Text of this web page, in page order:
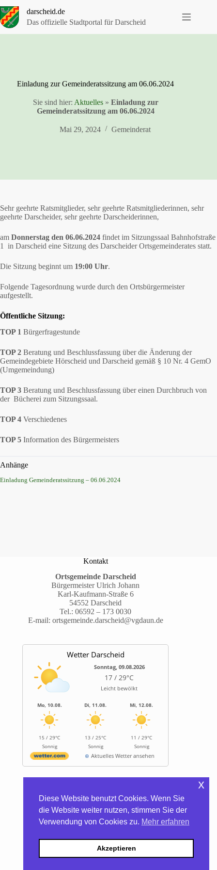
Inhalt
springen
darscheid.de
Das offizielle Stadtportal für Darscheid
Einladung zur Gemeinderatssitzung am 06.06.2024
Sie sind hier: Aktuelles» Einladung zur
Gemeinderatssitzung am 06.06.2024
Mai 29, 2024 Gemeinderat
Sehr geehrte Ratsmitglieder, sehr geehrte Ratsmitgliederinnen, sehr
geehrte Darscheider, sehr geehrte Darscheiderinnen,
am Donnerstag den 06.06.2024 findet im Sitzungssaal Bahnhofstraße
1 in Darscheid eine Sitzung des Darscheider Ortsgemeinderates statt.
Die Sitzung beginnt um 19:00 Uhr.
Folgende Tagesordnung wurde durch den Ortsbürgermeister
aufgestellt.
Öffentliche Sitzung:
TOP 1 Bürgerfragestunde
TOP 2 Beratung und Beschlussfassung über die Änderung der
Gemeindegebiete Hörscheid und Darscheid gemäß § 10 Nr. 4 GemO
(Umgemeindung)
TOP 3 Beratung und Beschlussfassung über einen Durchbruch von
der Bücherei zum Sitzungssaal.
TOP 4 Verschiedenes
TOP 5 Information des Bürgermeisters
Anhänge
Einladung Gemeinderatssitzung – 06.06.2024
Kontakt
Ortsgemeinde Darscheid
Bürgermeister Ulrich Johann
Karl-Kaufmann-Straße 6
54552 Darscheid
Tel.:06592 – 173 0030
E-mail: ortsgemeinde.darscheid@vgdaun.de
Wetter Darscheid
Sonntag, 09.08.2026
17 / 29°C
Leicht bewölkt
Mo, 10.08.
15 / 29°C
Sonnig
Di, 11.08.
13 / 25°C
Sonnig
Mi, 12.08.
11 / 29°C
Sonnig
Aktuelles Wetter ansehen
Biocontainer
Trinkwasserhärte
Satzung/Gebühren
Datenschutzerklärung
Impressum
Barrierefreiheitserklärung
Diese Website benutzt Cookies. Wenn Sie
die Website weiter nutzen, stimmen Sie der
Verwendung von Cookies zu. Mehr erfahren
Akzeptieren
x